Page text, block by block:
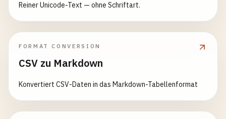
Reiner Unicode-Text — ohne Schriftart.
FORMAT CONVERSION
CSV zu Markdown
Konvertiert CSV-Daten in das Markdown-Tabellenformat